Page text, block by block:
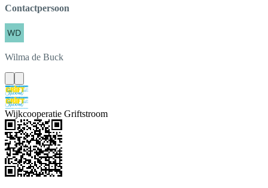
Contactpersoon
Wilma de Buck
Wijkcooperatie Griftstroom